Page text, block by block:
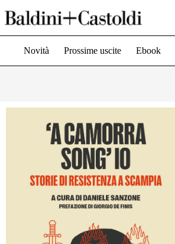
al
contenuto
Novità Prossime uscite Ebook